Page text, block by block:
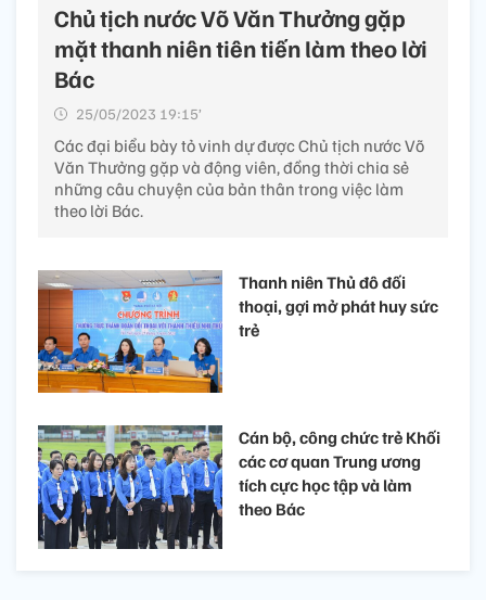
Chủ tịch nước Võ Văn Thưởng gặp
mặt thanh niên tiên tiến làm theo lời
Bác
25/05/2023 19:15’
Các đại biểu bày tỏ vinh dự được Chủ tịch nước Võ
Văn Thưởng gặp và động viên, đồng thời chia sẻ
những câu chuyện của bản thân trong việc làm
theo lời Bác.
Thanh niên Thủ đô đối
thoại, gợi mở phát huy sức
trẻ
Cán bộ, công chức trẻ Khối
các cơ quan Trung ương
tích cực học tập và làm
theo Bác